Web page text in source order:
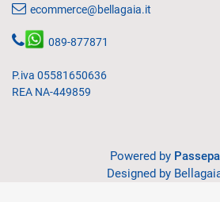
ecommerce@bellagaia.it
089-877871
P.iva 05581650636
REA NA-449859
Powered by
Designed by